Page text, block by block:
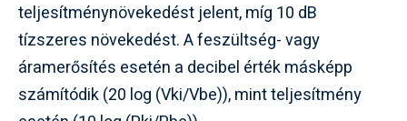
teljesítménynövekedést jelent, míg 10 dB
tízszeres növekedést. A feszültség- vagy
áramerősítés esetén a decibel érték másképp
számítódik (20 log (Vki/Vbe)), mint teljesítmény